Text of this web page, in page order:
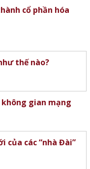
cổ phần hóa
thế nào?
gian mạng
của các “nhà Đài”